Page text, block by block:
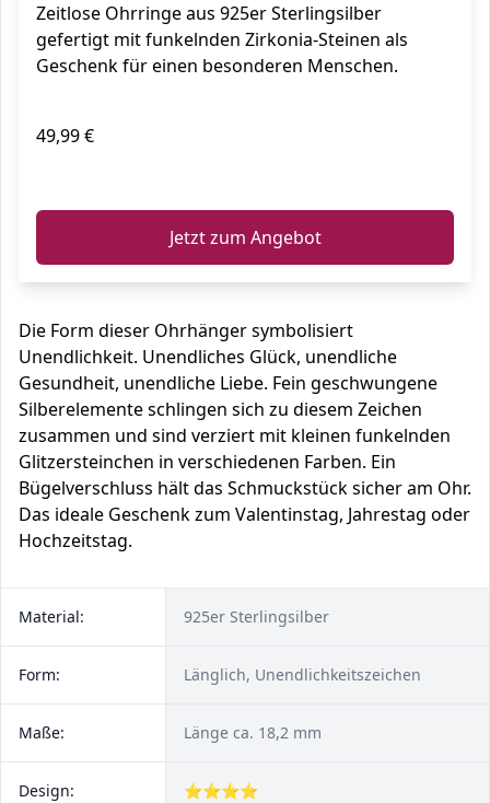
Zeitlose Ohrringe aus 925er Sterlingsilber
gefertigt mit funkelnden Zirkonia-Steinen als
Geschenk für einen besonderen Menschen.
49,99 €
Jetzt zum Angebot
Die Form dieser Ohrhänger symbolisiert
Unendlichkeit. Unendliches Glück, unendliche
Gesundheit, unendliche Liebe. Fein geschwungene
Silberelemente schlingen sich zu diesem Zeichen
zusammen und sind verziert mit kleinen funkelnden
Glitzersteinchen in verschiedenen Farben. Ein
Bügelverschluss hält das Schmuckstück sicher am Ohr.
Das ideale Geschenk zum Valentinstag, Jahrestag oder
Hochzeitstag.
Material: 925er Sterlingsilber
Form: Länglich, Unendlichkeitszeichen
Maße: Länge ca. 18,2 mm
Design: ⭐⭐⭐⭐